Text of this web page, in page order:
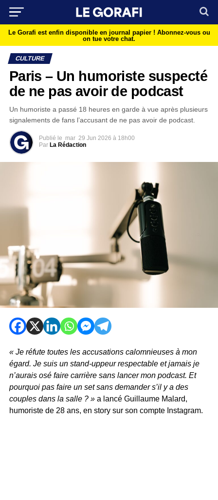
Le Gorafi est enfin disponible en journal papier ! Abonnez-vous ou
on tue votre chat.
CULTURE
Paris – Un humoriste suspecté
de ne pas avoir de podcast
Un humoriste a passé 18 heures en garde à vue après plusieurs
signalements de fans l’accusant de ne pas avoir de podcast.
Publié le mar 29 Jun 2026 à 18h00
Par La Rédaction
« Je réfute toutes les accusations calomnieuses à mon
égard. Je suis un stand-uppeur respectable et jamais je
n’aurais osé faire carrière sans lancer mon podcast. Et
pourquoi pas faire un set sans demander s’il y a des
couples dans la salle ? »a lancé Guillaume Malard,
humoriste de 28 ans, en story sur son compte Instagram.